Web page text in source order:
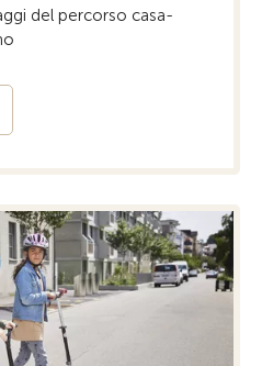
del percorso casa-